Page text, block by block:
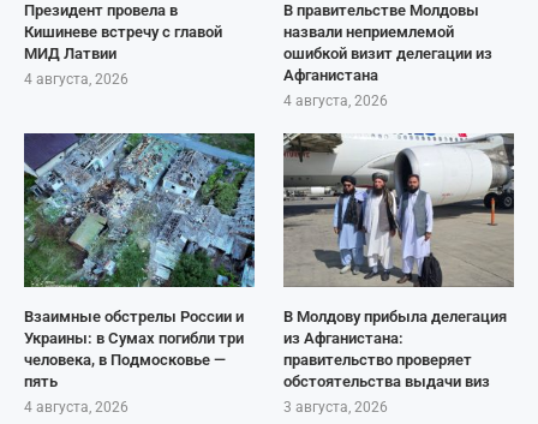
Президент провела в
Кишиневе встречу с главой
МИД Латвии
4 августа, 2026
В правительстве Молдовы
назвали неприемлемой
ошибкой визит делегации из
Афганистана
4 августа, 2026
Взаимные обстрелы России и
Украины: в Сумах погибли три
человека, в Подмосковье —
пять
4 августа, 2026
В Молдову прибыла делегация
из Афганистана:
правительство проверяет
обстоятельства выдачи виз
3 августа, 2026